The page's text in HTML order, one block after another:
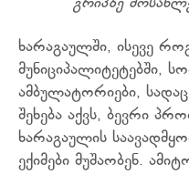
გრიპზე
ხარაგაულში, ისევე
მუნიციპალიტეტებში,
ამბულატორიები,
შეხება აქვს, ბევრი
ხარაგაულის
ექიმები მუშაობენ.